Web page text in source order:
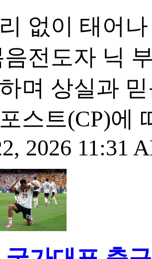
없이 태어
음전도자 닉
며 상실과
스트(CP)에
2026 11:31